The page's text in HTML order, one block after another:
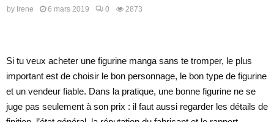
by Irene 6 mars 2019 0 2873
Si tu veux acheter une figurine manga sans te tromper, le plus
important est de choisir le bon personnage, le bon type de figurine
et un vendeur fiable. Dans la pratique, une bonne figurine ne se
juge pas seulement à son prix : il faut aussi regarder les détails de